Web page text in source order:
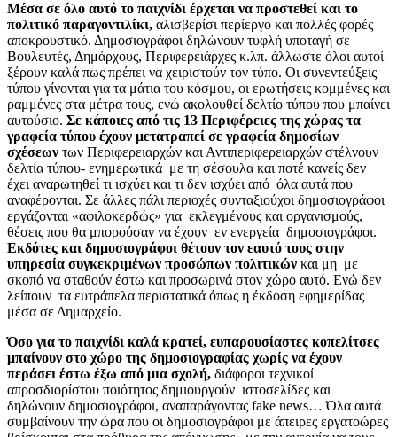
Μέσα σε όλο αυτό το παιχνίδι έρχεται να προστεθεί και το
πολιτικό παραγοντιλίκι, αλισβερίσι περίεργο και πολλές φορές
αποκρουστικό. Δημοσιογράφοι δηλώνουν τυφλή υποταγή σε
Βουλευτές, Δημάρχους, Περιφερειάρχες κ.λπ. άλλωστε όλοι αυτοί
ξέρουν καλά πως πρέπει να χειριστούν τον τύπο. Οι συνεντεύξεις
τύπου γίνονται για τα μάτια του κόσμου, οι ερωτήσεις κομμένες και
ραμμένες στα μέτρα τους, ενώ ακολουθεί δελτίο τύπου που μπαίνει
αυτούσιο. Σε κάποιες από τις 13 Περιφέρειες της χώρας τα
γραφεία τύπου έχουν μετατραπεί σε γραφεία δημοσίων
σχέσεων των Περιφερειαρχών και Αντιπεριφερειαρχών στέλνουν
δελτία τύπου- ενημερωτικά με τη σέσουλα και ποτέ κανείς δεν
έχει αναρωτηθεί τι ισχύει και τι δεν ισχύει από όλα αυτά που
αναφέρονται. Σε άλλες πάλι περιοχές συνταξιούχοι δημοσιογράφοι
εργάζονται «αφιλοκερδώς» για εκλεγμένους και οργανισμούς,
θέσεις που θα μπορούσαν να έχουν εν ενεργεία δημοσιογράφοι.
Εκδότες και δημοσιογράφοι θέτουν τον εαυτό τους στην
υπηρεσία συγκεκριμένων προσώπων πολιτικών και μη με
σκοπό να σταθούν έστω και προσωρινά στον χώρο αυτό. Ενώ δεν
λείπουν τα ευτράπελα περιστατικά όπως η έκδοση εφημερίδας
μέσα σε Δημαρχείο.
Όσο για το παιχνίδι καλά κρατεί, ευπαρουσίαστες κοπελίτσες
μπαίνουν στο χώρο της δημοσιογραφίας χωρίς να έχουν
περάσει έστω έξω από μια σχολή, διάφοροι τεχνικοί
απροσδιορίστου ποιότητος δημιουργούν ιστοσελίδες και
δηλώνουν δημοσιογράφοι, αναπαράγοντας fake news… Όλα αυτά
συμβαίνουν την ώρα που οι δημοσιογράφοι με άπειρες εργατοώρες